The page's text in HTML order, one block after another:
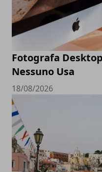
Fotografa
Nessuno Usa
18/08/2026